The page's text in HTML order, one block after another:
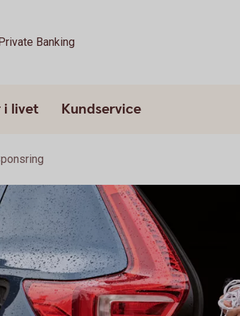
Banking
i livet Kundservice